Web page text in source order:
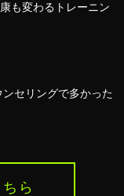
も変わるトレーニン
セリングで多かった
ら